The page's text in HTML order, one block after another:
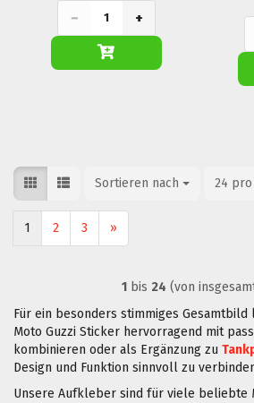
− +
Sortieren nach
Sortieren nach 24 pro
pro
1 2 3 »
1bis 24 (von
Für ein besonders stimmiges Gesamtbild
Moto Guzzi Sticker hervorragend mit
kombinieren oder als Ergänzung zu
Design und Funktion sinnvoll zu
Unsere Aufkleber sind für viele beliebte